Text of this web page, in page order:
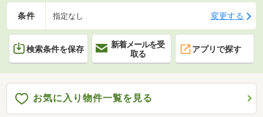
条件 指定なし 変更する
検索条件を保存
新着メールを受
取る
アプリで探す
お気に入り物件一覧を見る